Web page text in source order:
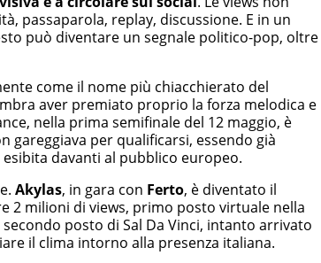
passaparola, replay, discussione. E in un
può diventare un segnale politico-pop, oltre
come il nome più chiacchierato del
aver premiato proprio la forza melodica e
nella prima semifinale del 12 maggio, è
gareggiava per qualificarsi, essendo già
davanti al pubblico europeo.
Akylas, in gara con Ferto, è diventato il
2 milioni di views, primo posto virtuale nella
posto di Sal Da Vinci, intanto arrivato
il clima intorno alla presenza italiana.